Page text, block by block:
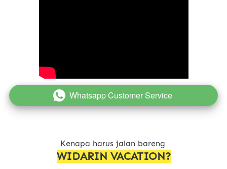
` Whatsapp Customer Service
Kenapa harus jalan bareng
WIDARIN VACATION?